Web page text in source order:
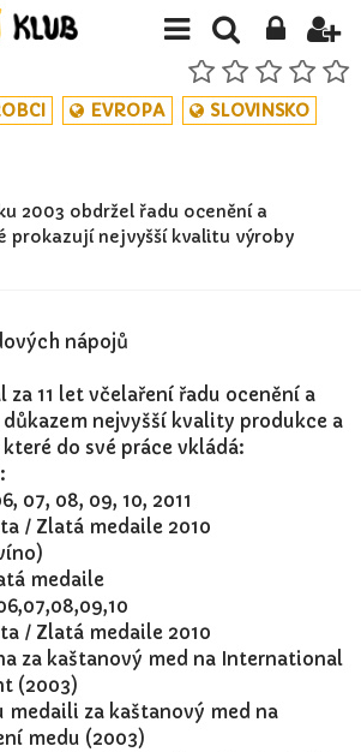
EVROPA SLOVINSKO
2003 obdržel řadu ocenění a
prokazují nejvyšší kvalitu výroby
nápojů
za 11 let včelaření řadu ocenění a
nejvyšší kvality produkce a
do své práce vkládá:
07, 08, 09, 10, 2011
/ Zlatá medaile 2010
medaile
/ Zlatá medaile 2010
za kaštanový med na International
(2003)
medaili za kaštanový med na
medu (2003)